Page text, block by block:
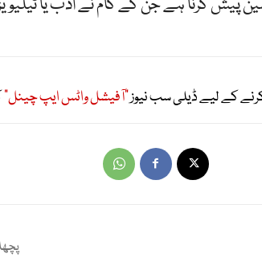
پیش کرنا ہے جن کے کام نے ادب یا
کے لیے ڈیلی سب نیوز"آفیشل واٹس ایپ چینل"